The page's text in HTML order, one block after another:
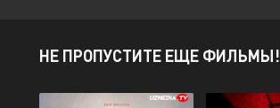
НЕ ПРОПУСТИТЕ ЕЩЕ ФИЛЬМЫ!